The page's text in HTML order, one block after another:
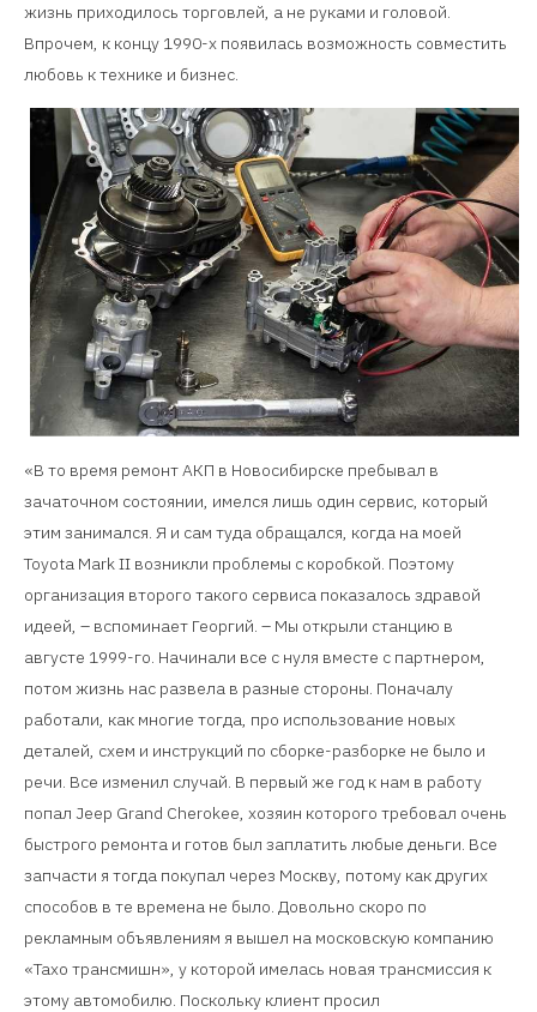
жизнь приходилось торговлей, а не руками и головой.
Впрочем, к концу 1990-х появилась возможность совместить
любовь к технике и бизнес.
«В то время ремонт АКП в Новосибирске пребывал в
зачаточном состоянии, имелся лишь один сервис, который
этим занимался. Я и сам туда обращался, когда на моей
Toyota Mark II возникли проблемы с коробкой. Поэтому
организация второго такого сервиса показалось здравой
идеей, – вспоминает Георгий. – Мы открыли станцию в
августе 1999-го. Начинали все с нуля вместе с партнером,
потом жизнь нас развела в разные стороны. Поначалу
работали, как многие тогда, про использование новых
деталей, схем и инструкций по сборке-разборке не было и
речи. Все изменил случай. В первый же год к нам в работу
попал Jeep Grand Cherokee, хозяин которого требовал очень
быстрого ремонта и готов был заплатить любые деньги. Все
запчасти я тогда покупал через Москву, потому как других
способов в те времена не было. Довольно скоро по
рекламным объявлениям я вышел на московскую компанию
«Тахо трансмишн», у которой имелась новая трансмиссия к
этому автомобилю. Поскольку клиент просил